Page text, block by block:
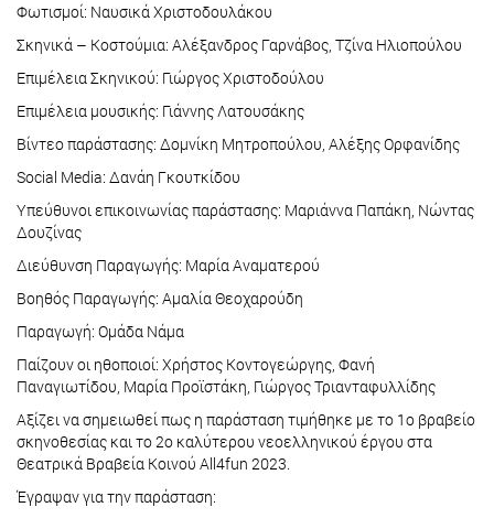
Φωτισμοί: Ναυσικά Χριστοδουλάκου
Σκηνικά – Κοστούμια: Αλέξανδρος Γαρνάβος, Τζίνα Ηλιοπούλου
Επιμέλεια Σκηνικού: Γιώργος Χριστοδούλου
Επιμέλεια μουσικής: Γιάννης Λατουσάκης
Βίντεο παράστασης: Δομνίκη Μητροπούλου, Αλέξης Ορφανίδης
Social Media: Δανάη Γκουτκίδου
Υπεύθυνοι επικοινωνίας παράστασης: Μαριάννα Παπάκη, Νώντας
Δουζίνας
Διεύθυνση Παραγωγής: Μαρία Αναματερού
Βοηθός Παραγωγής: Αμαλία Θεοχαρούδη
Παραγωγή: Ομάδα Νάμα
Παίζουν οι ηθοποιοί: Χρήστος Κοντογεώργης, Φανή
Παναγιωτίδου, Μαρία Προϊστάκη, Γιώργος Τριανταφυλλίδης
Αξίζει να σημειωθεί πως η παράσταση τιμήθηκε με το 1ο βραβείο
σκηνοθεσίας και το 2ο καλύτερου νεοελληνικού έργου στα
Θεατρικά Βραβεία Κοινού All4fun 2023.
Έγραψαν για την παράσταση: